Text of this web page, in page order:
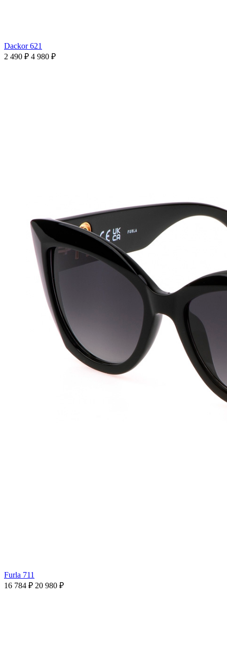
Dackor 621
2 490 ₽ 4 980 ₽
Furla 711
16 784 ₽ 20 980 ₽